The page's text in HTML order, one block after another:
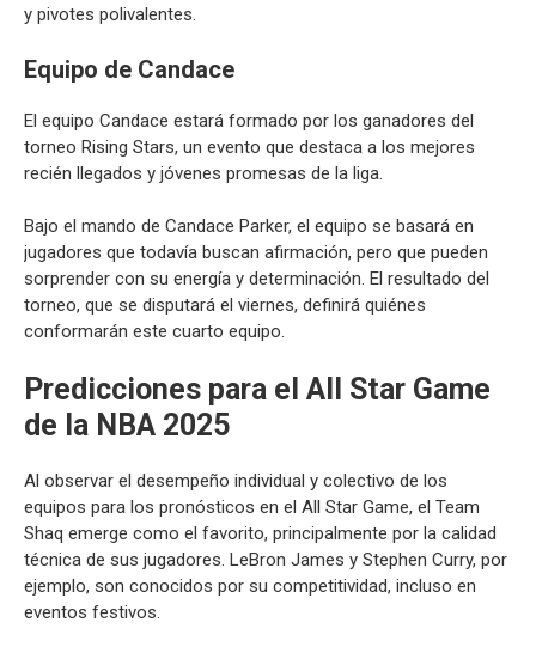
y pivotes polivalentes.
Equipo de Candace
El equipo Candace estará formado por los ganadores del
torneo Rising Stars, un evento que destaca a los mejores
recién llegados y jóvenes promesas de la liga.
Bajo el mando de Candace Parker, el equipo se basará en
jugadores que todavía buscan afirmación, pero que pueden
sorprender con su energía y determinación. El resultado del
torneo, que se disputará el viernes, definirá quiénes
conformarán este cuarto equipo.
Predicciones para el All Star Game
de la NBA 2025
Al observar el desempeño individual y colectivo de los
equipos para los pronósticos en el All Star Game, el Team
Shaq emerge como el favorito, principalmente por la calidad
técnica de sus jugadores. LeBron James y Stephen Curry, por
ejemplo, son conocidos por su competitividad, incluso en
eventos festivos.